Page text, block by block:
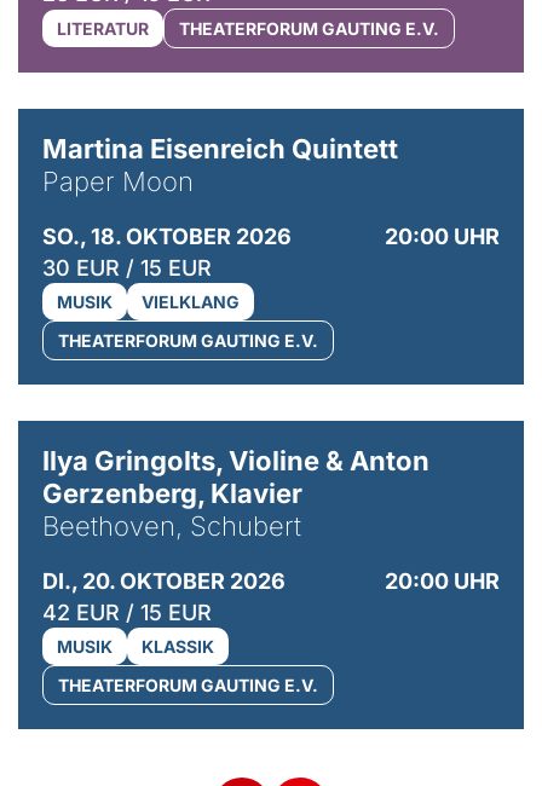
LITERATUR THEATERFORUM GAUTING E.V.
Martina Eisenreich Quintett
Paper Moon
SO., 18. OKTOBER 2026
20:00 UHR
30 EUR / 15 EUR
MUSIK
VIELKLANG
THEATERFORUM GAUTING E.V.
Ilya Gringolts, Violine & Anton
Gerzenberg, Klavier
Beethoven, Schubert
DI., 20. OKTOBER 2026
20:00 UHR
42 EUR / 15 EUR
MUSIK
KLASSIK
THEATERFORUM GAUTING E.V.